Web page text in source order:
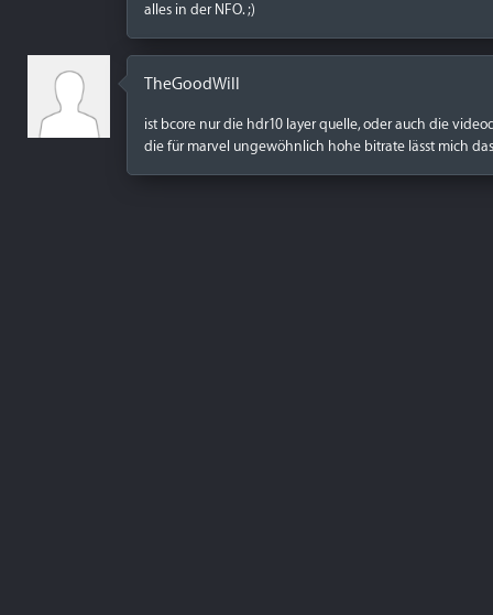
alles in der NFO. ;)
TheGoodWill
ist bcore nur die hdr10 layer quelle, oder auch die
die für marvel ungewöhnlich hohe bitrate lässt mich